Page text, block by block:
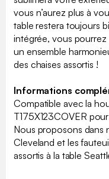
vous n’aurez plus à
table restera toujours
intégrée, vous pourrez
un ensemble
des chaises assortis !
Informations
Compatible avec la
T175X123COVER
Nous proposons dans
Cleveland et les
assortis à la table